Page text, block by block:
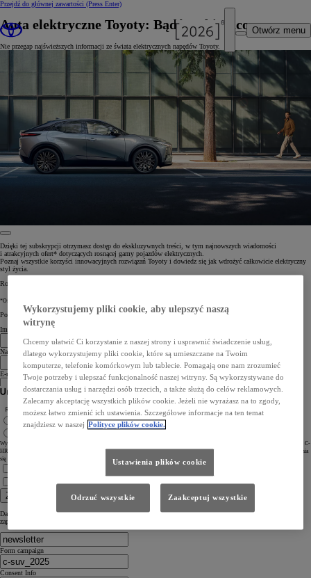
Przejdź do głównej zawartości (Press Enter)
Otwórz menu
Auta elektryczne Toyoty: Bądź na bieżąco
Nie przegap najświeższych informacji ze świata elektrycznych napędów Toyoty.
Dzięki tej subskrypcji otrzymasz dostęp do ekskluzywnych treści, w tym najnowszych wiadomości
i atrakcyjnych ofert* dotyczących rosnącej gamy pojazdów elektrycznych.
Poznaj wszystkie korzyści innowacyjnych rozwiązań Toyoty i dowiedz się jak wdrożyć całkowicie elektryczny
styl życia.
Rozpocznij ekscytującą podróż. Zapisz się do newslettera Toyoty już dziś.
*Oferty mogą obejmować finansowanie, ubezpieczenie lub usługi serwisowe.
Powiedz nam coś o sobie
Imię
Nazwisko
E-mail
Szukasz Toyoty dla siebie czy dla swojego biznesu?
Dla siebie
Wypełniając niniejszy formularz, wyrażasz jednocześnie prośbę o przesyłanie Ci informacji handlowych związanych z nową Toyotą C-
HR+ oraz ewentualnie zaproszenia na jazdę testową ww. modelem. Podajesz swoje dane osobowe celem umożliwienia skontaktowania
się przez nas z Tobą mailowo lub telefonicznie (kontakt telefoniczny na etapie umawiania jazdy testowej).
Zapoznałem się zOgólną Polityką Prywatności i Ochrony Danych Osobowych Toyota
Zapisz się
Dane, które przesyłasz, nie będą użyte i dystrybuowane w żadnym innym projekcie niż ten, do którego się
zapisujesz. Więcej informacji znajdziesz w
Form campaign
Consent Info
Wykorzystujemy pliki cookie, aby ulepszyć naszą
witrynę
Chcemy ułatwić Ci korzystanie z naszej strony i usprawnić świadczenie usług,
dlatego wykorzystujemy pliki cookie, które są umieszczane na Twoim
komputerze, telefonie komórkowym lub tablecie. Pomagają one nam zrozumieć
Twoje potrzeby i ulepszać funkcjonalność naszej witryny. Są wykorzystywane do
dostarczania usług i narzędzi osób trzecich, a także służą do celów reklamowych.
Zalecamy akceptację wszystkich plików cookie. Jeżeli nie wyrażasz na to zgody,
możesz łatwo zmienić ich ustawienia. Szczegółowe informacje na ten temat
znajdziesz w naszej Polityce plików cookie.
Ustawienia plików cookie
Odrzuć wszystkie Zaakceptuj wszystkie